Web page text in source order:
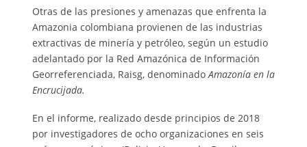
Otras de las presiones y amenazas que enfrenta la
Amazonia colombiana provienen de las industrias
extractivas de minería y petróleo, según un estudio
adelantado por la Red Amazónica de Información
Georreferenciada, Raisg, denominadoAmazonía en la
Encrucijada.
En el informe, realizado desde principios de 2018
por investigadores de ocho organizaciones en seis